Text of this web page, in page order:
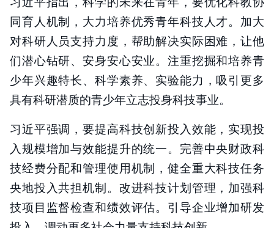
同育人机制，大力培养优秀青年科技人才。加大
对科研人员支持力度，帮助解决实际困难，让他
们潜心钻研、安身安心安业。注重挖掘和培养青
少年兴趣特长、科学素养、实验能力，吸引更多
具有科研潜质的青少年立志投身科技事业。
习近平强调，要提高科技创新投入效能，实现投
入规模增加与效能提升的统一。完善中央财政科
技经费分配和管理使用机制，健全重大科技任务
央地投入共担机制。改进科技计划管理，加强科
技项目监督检查和绩效评估。引导企业增加研发